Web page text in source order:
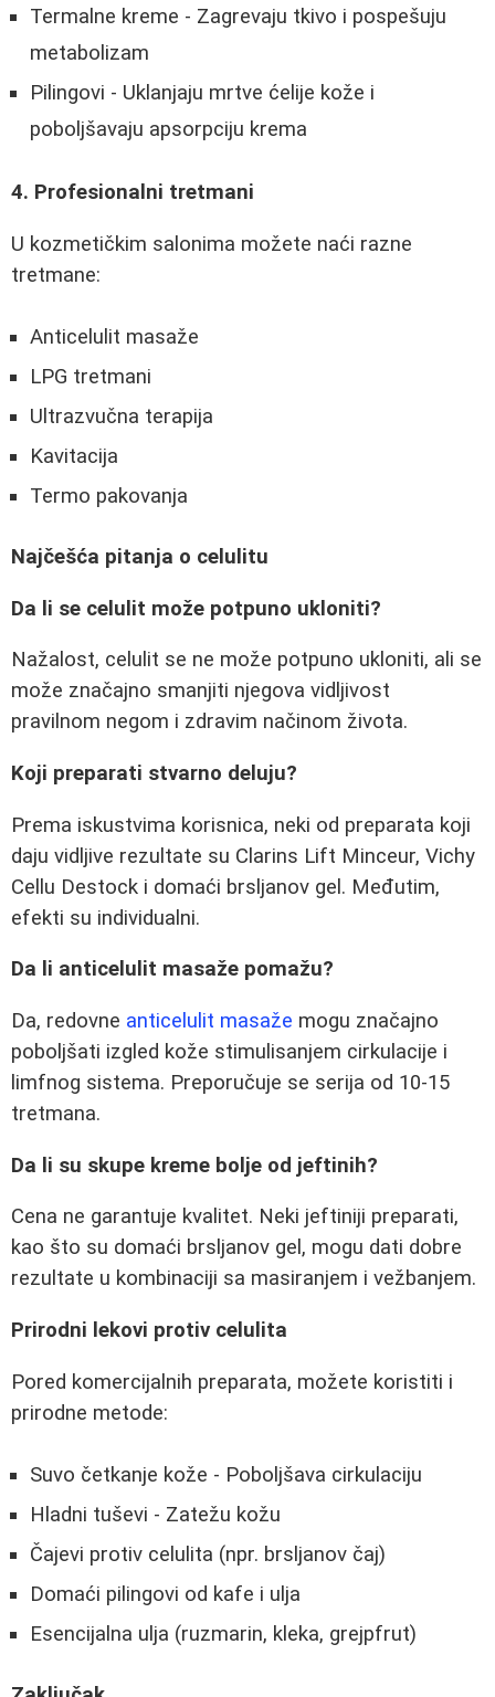
Termalne kreme - Zagrevaju tkivo i pospešuju
metabolizam
Pilingovi - Uklanjaju mrtve ćelije kože i
poboljšavaju apsorpciju krema
4. Profesionalni tretmani
U kozmetičkim salonima možete naći razne
tretmane:
Anticelulit masaže
LPG tretmani
Ultrazvučna terapija
Kavitacija
Termo pakovanja
Najčešća pitanja o celulitu
Da li se celulit može potpuno ukloniti?
Nažalost, celulit se ne može potpuno ukloniti, ali se
može značajno smanjiti njegova vidljivost
pravilnom negom i zdravim načinom života.
Koji preparati stvarno deluju?
Prema iskustvima korisnica, neki od preparata koji
daju vidljive rezultate su Clarins Lift Minceur, Vichy
Cellu Destock i domaći brsljanov gel. Međutim,
efekti su individualni.
Da li anticelulit masaže pomažu?
Da, redovne anticelulit masaže mogu značajno
poboljšati izgled kože stimulisanjem cirkulacije i
limfnog sistema. Preporučuje se serija od 10-15
tretmana.
Da li su skupe kreme bolje od jeftinih?
Cena ne garantuje kvalitet. Neki jeftiniji preparati,
kao što su domaći brsljanov gel, mogu dati dobre
rezultate u kombinaciji sa masiranjem i vežbanjem.
Prirodni lekovi protiv celulita
Pored komercijalnih preparata, možete koristiti i
prirodne metode:
Suvo četkanje kože - Poboljšava cirkulaciju
Hladni tuševi - Zatežu kožu
Čajevi protiv celulita (npr. brsljanov čaj)
Domaći pilingovi od kafe i ulja
Esencijalna ulja (ruzmarin, kleka, grejpfrut)